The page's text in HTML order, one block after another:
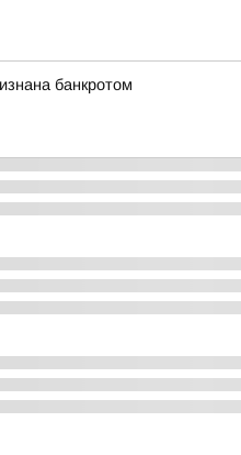
банкротом